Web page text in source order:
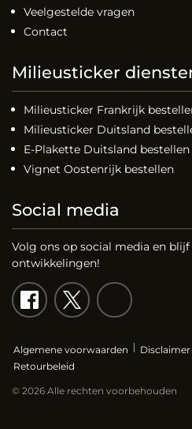
Veelgestelde vragen
Contact
Milieusticker
Milieusticker Frankrijk
Milieusticker Duitsland
E-Plakette Duitsland bestellen
Vignet Oostenrijk bestellen
Social media
Volg ons op social media en
ontwikkelingen!
Algemene voorwaarden Disclaimer
Retourbeleid
© 2026 Alle rechten voorbehouden